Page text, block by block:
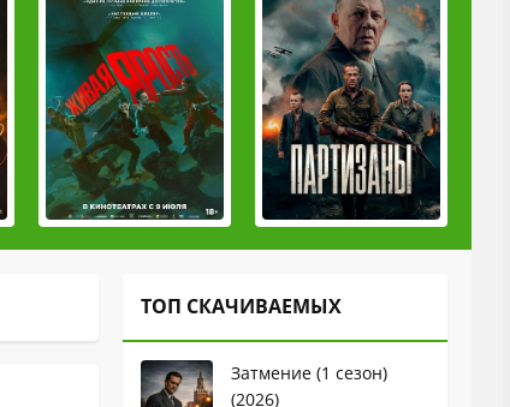
ТОП СКАЧИВАЕМЫХ
Затмение (1 сезон)
(2026)